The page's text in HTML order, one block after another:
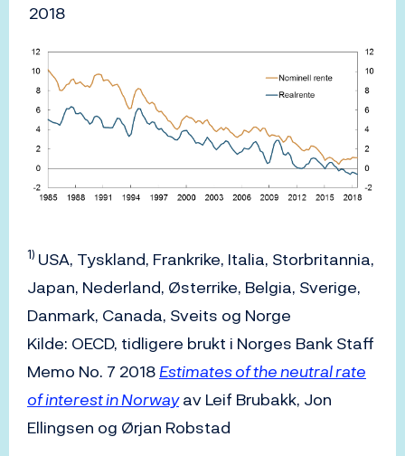
2018
1) USA, Tyskland, Frankrike, Italia, Storbritannia,
Japan, Nederland, Østerrike, Belgia, Sverige,
Danmark, Canada, Sveits og Norge
Kilde: OECD, tidligere brukt i Norges Bank Staff
Memo No. 7 2018Estimates of the neutral rate
of interest in Norwayav Leif Brubakk, Jon
Ellingsen og Ørjan Robstad